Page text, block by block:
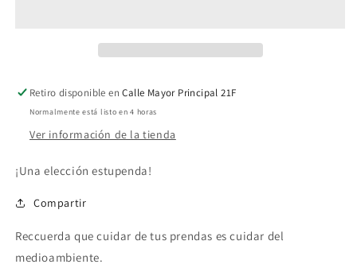
Retiro disponible enCalle Mayor Principal 21F
Normalmente está listo en 4 horas
Ver información de la tienda
¡Una elección estupenda!
Compartir
Reccuerda que cuidar de tus prendas es cuidar del
medioambiente.